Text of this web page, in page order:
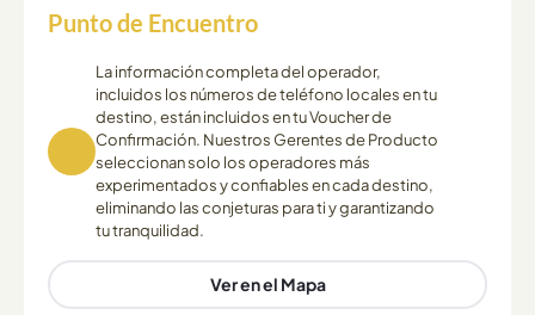
Punto de Encuentro
La información completa del operador,
incluidos los números de teléfono locales en tu
destino, están incluidos en tu Voucher de
Confirmación. Nuestros Gerentes de Producto
seleccionan solo los operadores más
experimentados y confiables en cada destino,
eliminando las conjeturas para ti y garantizando
tu tranquilidad.
Ver en el Mapa